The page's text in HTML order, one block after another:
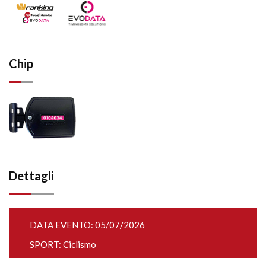
Chip
Dettagli
DATA EVENTO: 05/07/2026
SPORT: Ciclismo